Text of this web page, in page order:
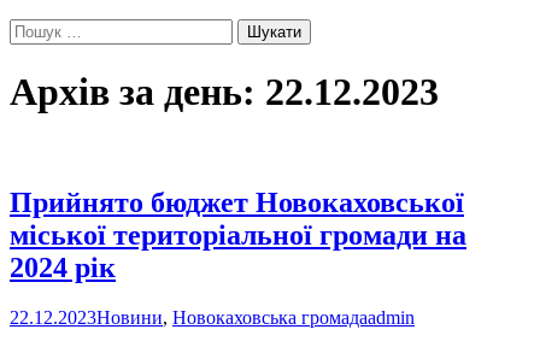
Пошук:
Архів за день: 22.12.2023
Прийнято бюджет Новокаховської
міської територіальної громади на
2024 рік
22.12.2023Новини, Новокаховська громадаadmin